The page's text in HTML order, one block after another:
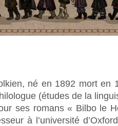
né en 1892 mort en
(études de la
ses romans « Bilbo le
à l’université